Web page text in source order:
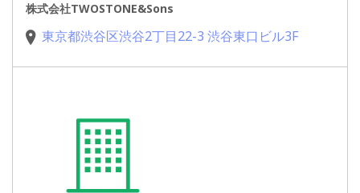
株式会社TWOSTONE&Sons
東京都渋谷区渋谷2丁目22-3 渋谷東口ビル3F